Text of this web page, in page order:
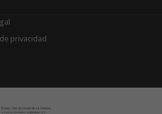
privacidad